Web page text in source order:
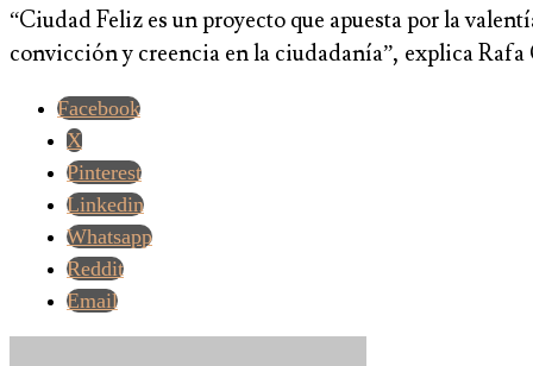
“Ciudad Feliz es un proyecto que apuesta por la
convicción y creencia en la ciudadanía”, explica Rafa
Facebook
X
Pinterest
Linkedin
Whatsapp
Reddit
Email